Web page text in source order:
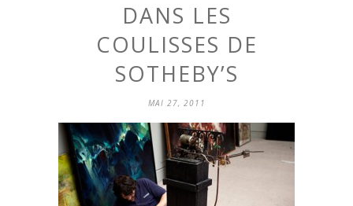
DANS LES
COULISSES DE
SOTHEBY’S
MAI 27, 2011